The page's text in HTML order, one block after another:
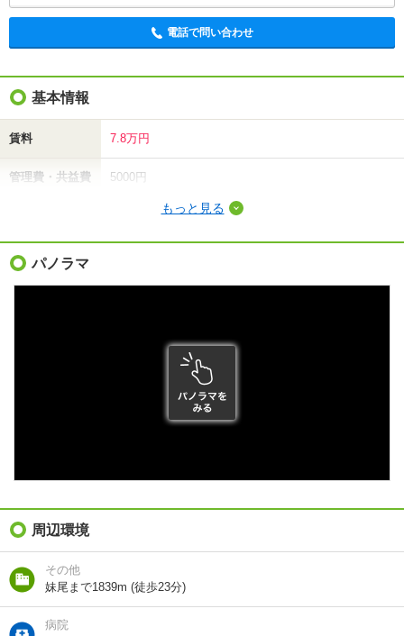
電話で問い合わせ
基本情報
賃料 7.8万円
管理費・共益費 5000円
礼金（敷引・償
却金）
軽量鉄骨
2007年6月
総戸数 6戸
向き
地図を見る
もっと見る
パノラマ
周辺環境
その他
妹尾まで1839m (徒歩23分)
病院